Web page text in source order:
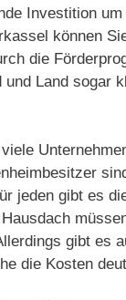
Investition
können
die
Land sogar
jeden gibt es
gibt es
die Kosten